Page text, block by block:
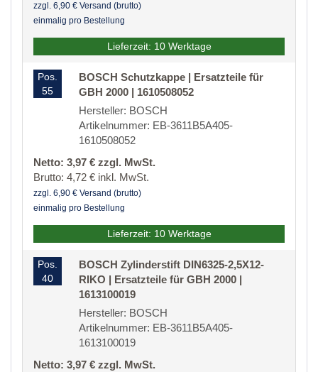
zzgl. 6,90 € Versand (brutto)
einmalig pro Bestellung
Lieferzeit: 10 Werktage
Pos.
55
BOSCH Schutzkappe | Ersatzteile für
GBH 2000 | 1610508052
Hersteller: BOSCH
Artikelnummer: EB-3611B5A405-
1610508052
Netto: 3,97 € zzgl. MwSt.
Brutto: 4,72 € inkl. MwSt.
zzgl. 6,90 € Versand (brutto)
einmalig pro Bestellung
Lieferzeit: 10 Werktage
Pos.
40
BOSCH Zylinderstift DIN6325-2,5X12-
RIKO | Ersatzteile für GBH 2000 |
1613100019
Hersteller: BOSCH
Artikelnummer: EB-3611B5A405-
1613100019
Netto: 3,97 € zzgl. MwSt.